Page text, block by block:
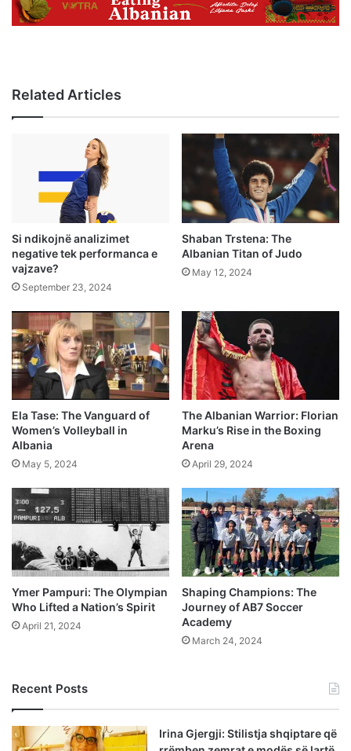
Related Articles
Si ndikojnë analizimet
negative tek performanca e
vajzave?
September 23, 2024
Shaban Trstena: The
Albanian Titan of Judo
May 12, 2024
Ela Tase: The Vanguard of
Women’s Volleyball in
Albania
May 5, 2024
The Albanian Warrior: Florian
Marku’s Rise in the Boxing
Arena
April 29, 2024
Ymer Pampuri: The Olympian
Who Lifted a Nation’s Spirit
April 21, 2024
Shaping Champions: The
Journey of AB7 Soccer
Academy
March 24, 2024
Recent Posts
Irina Gjergji: Stilistja shqiptare që